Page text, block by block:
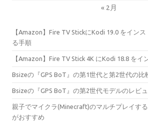
« 2月
【Amazon】Fire TV StickにKodi 19.0 をイン
る手順
【Amazon】Fire TV Stick 4K にKodi 18.8 をイ
Bsizeの『GPS BoT』の第1世代と第2世代の比
Bsizeの『GPS BoT』の第2世代モデルのレビ
親子でマイクラ(Minecraft)のマルチプレイす
がおすすめ